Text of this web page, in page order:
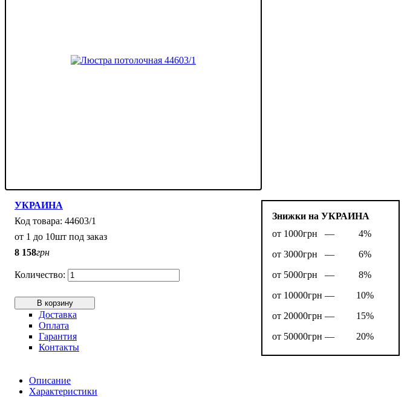
Знижки на УКРАИНА
от 1000грн —
4%
от 3000грн —
6%
от 5000грн —
8%
от 10000грн —
10%
от 20000грн —
15%
от 50000грн —
20%
УКРАИНА
44603/1
от 1 до 10шт под заказ
8 158грн
В корзину
Доставка
Оплата
Гарантия
Контакты
Описание
Характеристики